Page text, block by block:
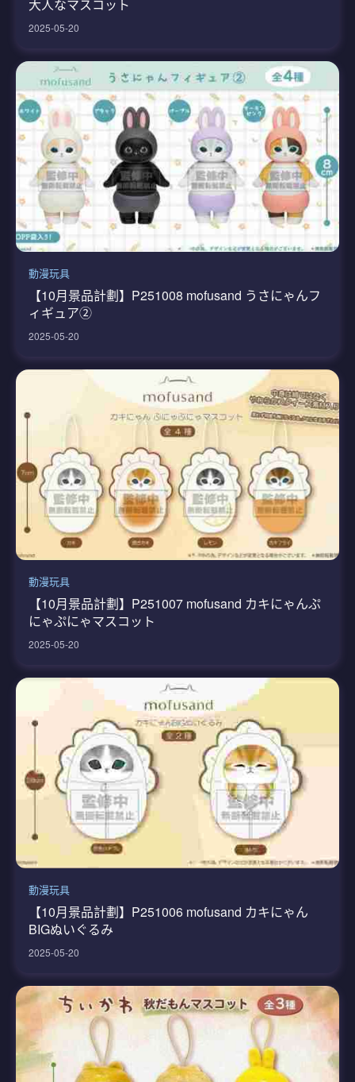
大人なマスコット
2025-05-20
動漫玩具
【10月景品計劃】P251008 mofusand うさにゃんフ
ィギュア②
2025-05-20
動漫玩具
【10月景品計劃】P251007 mofusand カキにゃんぷ
にゃぷにゃマスコット
2025-05-20
動漫玩具
【10月景品計劃】P251006 mofusand カキにゃん
BIGぬいぐるみ
2025-05-20